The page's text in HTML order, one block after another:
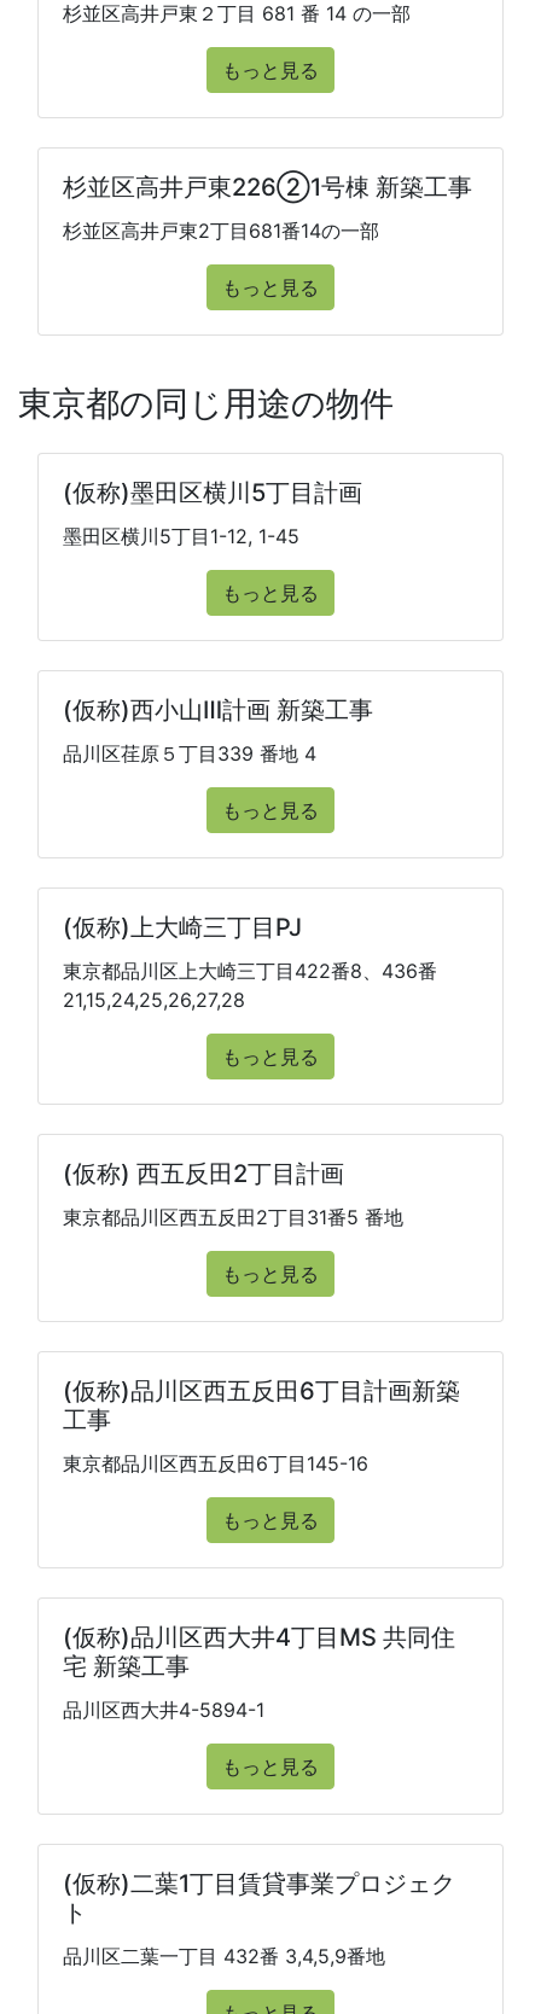
杉並区高井戸東２丁目 681 番 14 の一部
もっと見る
杉並区高井戸東226②1号棟 新築工事
杉並区高井戸東2丁目681番14の一部
もっと見る
東京都の同じ用途の物件
(仮称)墨田区横川5丁目計画
墨田区横川5丁目1-12, 1-45
もっと見る
(仮称)西小山Ⅲ計画 新築工事
品川区荏原５丁目339 番地 4
もっと見る
(仮称)上大崎三丁目PJ
東京都品川区上大崎三丁目422番8、436番
21,15,24,25,26,27,28
もっと見る
(仮称) 西五反田2丁目計画
東京都品川区西五反田2丁目31番5 番地
もっと見る
(仮称)品川区西五反田6丁目計画新築
工事
東京都品川区西五反田6丁目145-16
もっと見る
(仮称)品川区西大井4丁目MS 共同住
宅 新築工事
品川区西大井4-5894-1
もっと見る
(仮称)二葉1丁目賃貸事業プロジェク
ト
品川区二葉一丁目 432番 3,4,5,9番地